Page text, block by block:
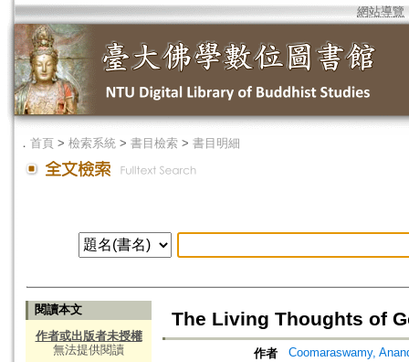
網站導覽
． 首頁 > 檢索系統 > 書目檢索 > 書目明細
閱讀本文
作者或出版者未授權
無法提供閱讀
The Living Thoughts of
作者 Coomaraswamy,